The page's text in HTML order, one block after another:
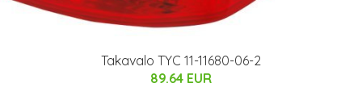
Takavalo TYC 11-11680-06-2
89.64 EUR